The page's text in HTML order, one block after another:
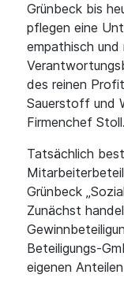
Grünbeck bis
pflegen eine
empathisch
des reinen
Sauerstoff und
Firmenchef Stoll.
Tatsächlich
Grünbeck
Zunächst
Beteiligungs-
eigenen